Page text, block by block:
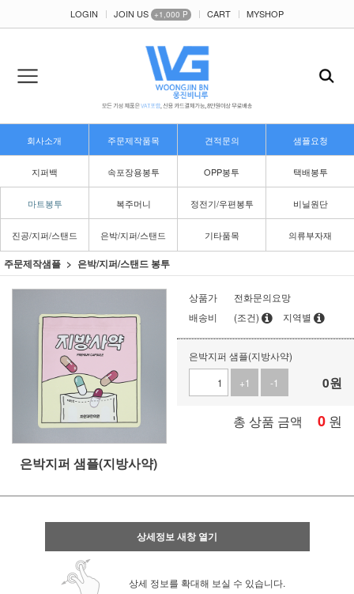
LOGIN JOIN US +1,000 P CART MYSHOP
회사소개 주문제작품목 견적문의 샘플요청
지퍼백 속포장용봉투 OPP봉투 택배봉투
마트봉투 복주머니 정전기/우편봉투 비닐원단
진공/지퍼/스탠드 은박/지퍼/스탠드 기타품목 의류부자재
주문제작샘플 은박/지퍼/스탠드 봉투
은박지퍼 샘플(지방사약)
상품가
전화문의요망
배송비
(조건) 지역별
은박지퍼 샘플(지방사약)
+1
-1 0원
총 상품 금액 0 원
상세정보 새창 열기
상세 정보를 확대해 보실 수 있습니다.